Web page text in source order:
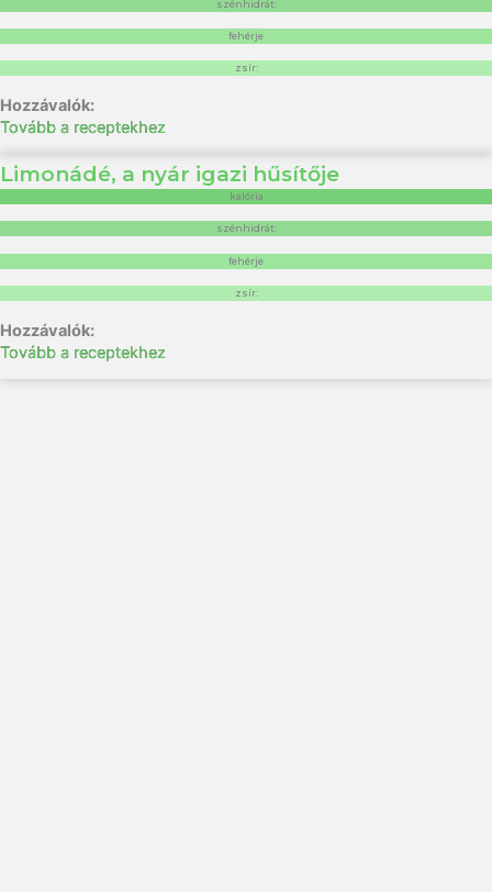
szénhidrát:
fehérje
zsír:
Tovább a receptekhez
Limonádé, a nyár igazi hűsítője
kalória
szénhidrát:
fehérje
zsír:
Tovább a receptekhez